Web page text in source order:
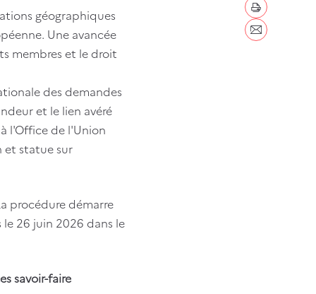
géographiques
Une avancée
membres et le droit
des demandes
et le lien avéré
l'Office de l'Union
et statue sur
procédure démarre
26 juin 2026 dans le
savoir-faire
imprimer
Envoyer par